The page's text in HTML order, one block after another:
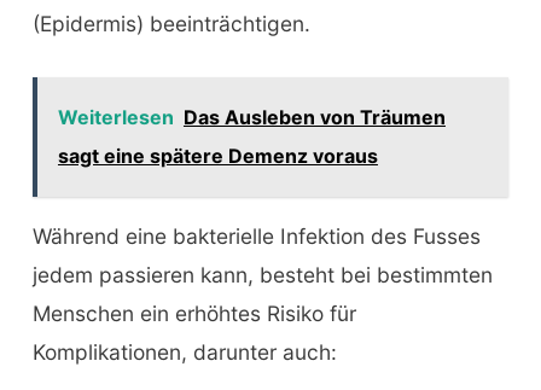
(Epidermis) beeinträchtigen.
Weiterlesen Das Ausleben von Träumen
sagt eine spätere Demenz voraus
Während eine bakterielle Infektion des Fusses
jedem passieren kann, besteht bei bestimmten
Menschen ein erhöhtes Risiko für
Komplikationen, darunter auch: